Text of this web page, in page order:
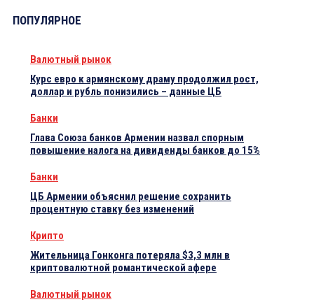
ПОПУЛЯРНОЕ
Валютный рынок
Курс евро к армянскому драму продолжил рост,
доллар и рубль понизились – данные ЦБ
Банки
Глава Союза банков Армении назвал спорным
повышение налога на дивиденды банков до 15%
Банки
ЦБ Армении объяснил решение сохранить
процентную ставку без изменений
Крипто
Жительница Гонконга потеряла $3,3 млн в
криптовалютной романтической афере
Валютный рынок